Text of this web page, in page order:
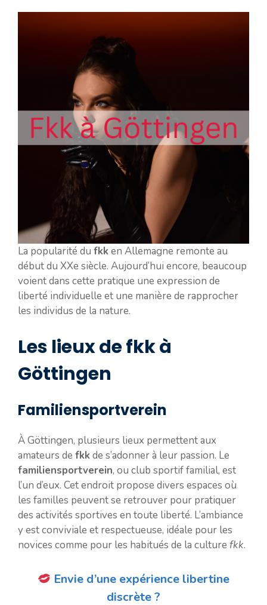
La popularité du fkken Allemagne remonte au
début du XXe siècle. Aujourd’hui encore, beaucoup
voient dans cette pratique une expression de
liberté individuelle et une manière de rapprocher
les individus de la nature.
Les lieux de fkk à
Göttingen
Familiensportverein
À Göttingen, plusieurs lieux permettent aux
amateurs de fkkde s’adonner à leur passion. Le
familiensportverein, ou club sportif familial, est
l’un d’eux. Cet endroit propose divers espaces où
les familles peuvent se retrouver pour pratiquer
des activités sportives en toute liberté. L’ambiance
y est conviviale et respectueuse, idéale pour les
novices comme pour les habitués de la culture fkk.
Envie d’une expérience libertine
discrète ?